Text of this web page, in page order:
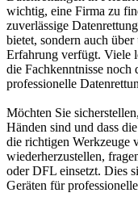
wichtig, eine Firma zu
zuverlässige
bietet, sondern auch
Erfahrung verfügt. Viele
die Fachkenntnisse noch
professionelle
Möchten Sie
Händen sind und dass
die richtigen Werkzeuge
wiederherzustellen,
oder DFL einsetzt. Dies
Geräten für